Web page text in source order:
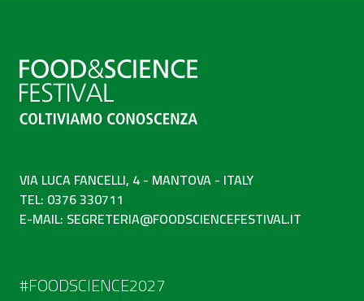
VIA LUCA FANCELLI, 4 - MANTOVA - ITALY
TEL: 0376 330711
E-MAIL: SEGRETERIA@FOODSCIENCEFESTIVAL.IT
#FOODSCIENCE2027